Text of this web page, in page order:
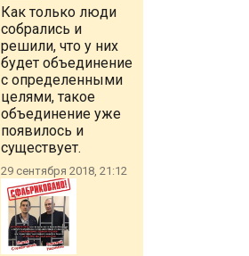
Как только люди
собрались и
решили, что у них
будет объединение
с определенными
целями, такое
объединение уже
появилось и
существует.
29 сентября 2018, 21:12